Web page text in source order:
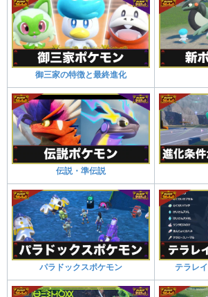
御三家の特徴と最終進化
伝説・準伝説
パラドックスポケモン テラレ